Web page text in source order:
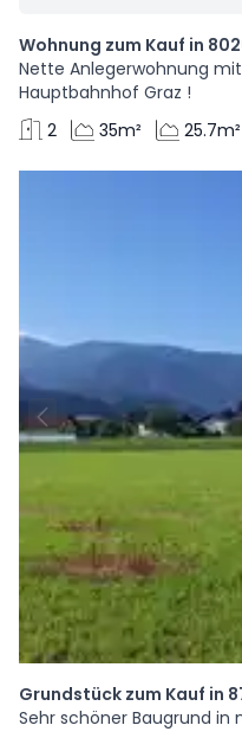
Wohnung zum Kauf in
Nette Anlegerwohnung
Hauptbahnhof Graz !
2
35m² 25.7m²
Grundstück zum Kauf in
Sehr schöner Baugrund in